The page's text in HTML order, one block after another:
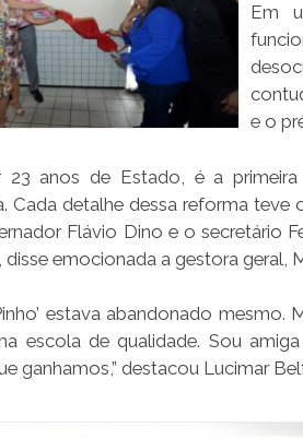
Em
e o
23 anos de Estado, é a
Cada detalhe dessa reforma teve
Flávio Dino e o secretário
disse emocionada a gestora geral,
estava abandonado
escola de qualidade. Sou
ganhamos,” destacou Lucimar